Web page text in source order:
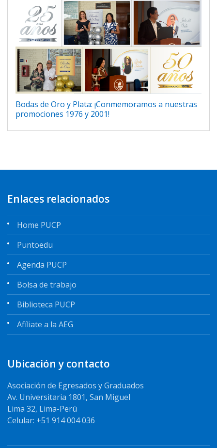
Bodas de Oro y Plata: ¡Conmemoramos a nuestras
promociones 1976 y 2001!
Enlaces relacionados
Home PUCP
Puntoedu
Agenda PUCP
Bolsa de trabajo
Biblioteca PUCP
Afíliate a la AEG
Ubicación y contacto
Asociación de Egresados y Graduados
Av. Universitaria 1801, San Miguel
Lima 32, Lima-Perú
Celular: +51 914 004 036